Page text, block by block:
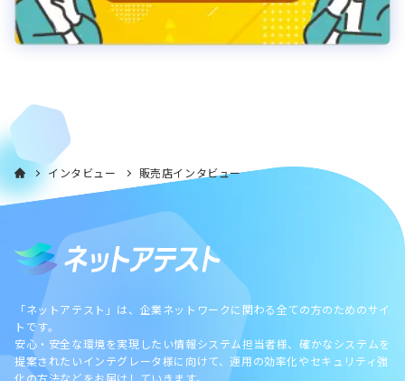
インタビュー 販売店インタビュー
「ネットアテスト」は、企業ネットワークに関わる全ての方のためのサイ
トです。
安心・安全な環境を実現したい情報システム担当者様、確かなシステムを
提案されたいインテグレータ様に向けて、運用の効率化やセキュリティ強